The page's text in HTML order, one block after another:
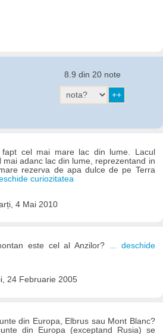
8.9 din 20 note
cel mai mare lac din lume. Lacul
mai adanc lac din lume, reprezentand in
rezerva de apa dulce de pe Terra
curiozitatea
4 Mai 2010
este cel al Anzilor? ... deschide
24 Februarie 2005
din Europa, Elbrus sau Mont Blanc?
din Europa (exceptand Rusia) se